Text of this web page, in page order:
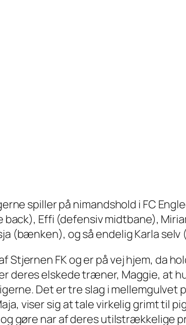
spiller på nimandshold i FC
Effi (defensiv midtbane),
(bænken), og så endelig Karla
Stjernen FK og er på vej hjem, da
deres elskede træner, Maggie, at
Det er tre slag i mellemgulvet
viser sig at tale virkelig grimt til
gøre nar af deres utilstrækkelige